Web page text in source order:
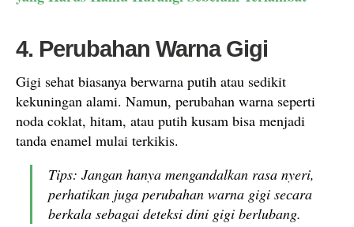
4. Perubahan Warna Gigi
Gigi sehat biasanya berwarna putih atau sedikit
kekuningan alami. Namun, perubahan warna seperti
noda coklat, hitam, atau putih kusam bisa menjadi
tanda enamel mulai terkikis.
Tips: Jangan hanya mengandalkan rasa nyeri,
perhatikan juga perubahan warna gigi secara
berkala sebagai deteksi dini gigi berlubang.